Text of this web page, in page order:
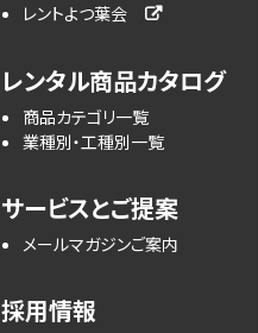
レントよつ葉会
レンタル商品カタログ
商品カテゴリ一覧
業種別・工種別一覧
サービスとご提案
メールマガジンご案内
採用情報